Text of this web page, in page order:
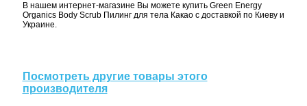
В нашем интернет-магазине Вы можете купить Green Energy
Organics Body Scrub Пилинг для тела Какао с доставкой по Киеву и
Украине.
Посмотреть другие товары этого
производителя